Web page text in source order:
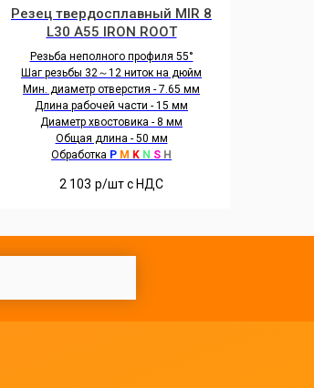
Резец твердосплавный MIR 8
L30 A55 IRON ROOT
Резьба неполного профиля 55°
Шаг резьбы 32～12 ниток на дюйм
Мин. диаметр отверстия - 7.65 мм
Длина рабочей части - 15 мм
Диаметр хвостовика - 8 мм
Общая длина - 50 мм
Обработка P M K N S H
2 103 р/шт c НДС